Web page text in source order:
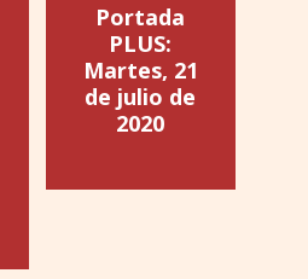
Portada
PLUS:
Martes, 21
de julio de
2020